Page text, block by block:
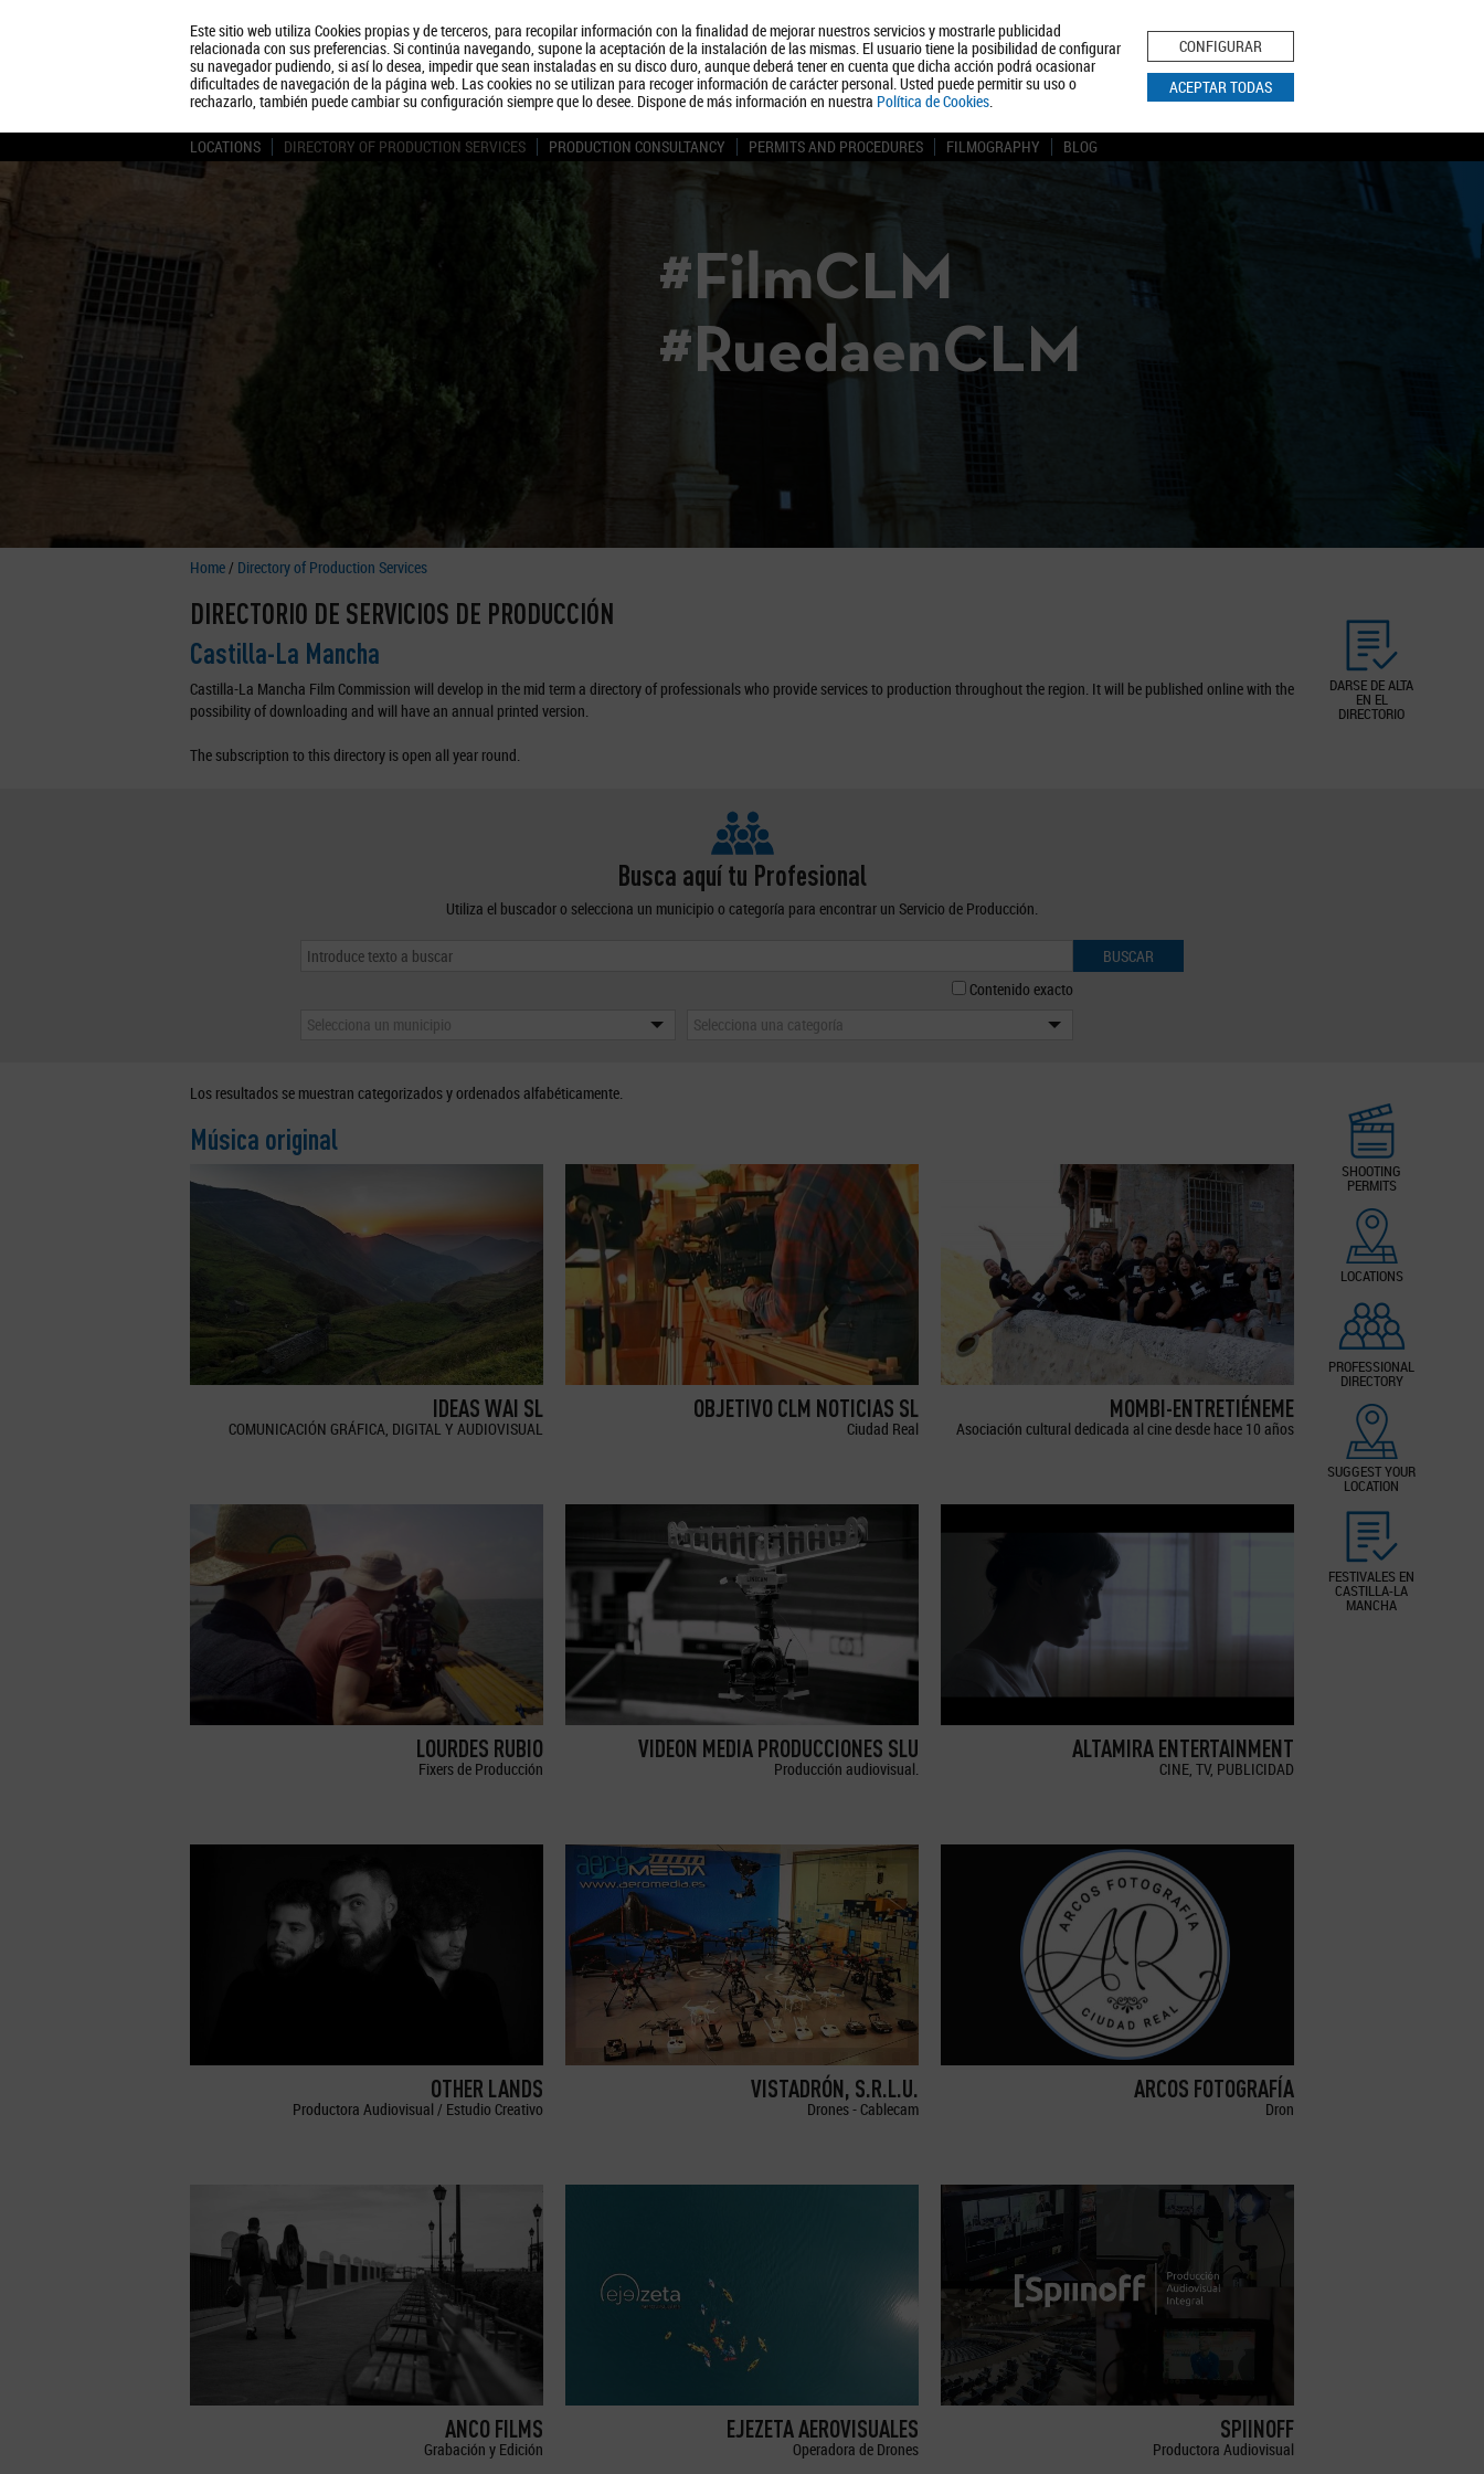
Este sitio web utiliza Cookies propias y de terceros, para recopilar información con la finalidad de mejorar nuestros servicios y mostrarle publicidad
relacionada con sus preferencias. Si continúa navegando, supone la aceptación de la instalación de las mismas. El usuario tiene la posibilidad de configurar
su navegador pudiendo, si así lo desea, impedir que sean instaladas en su disco duro, aunque deberá tener en cuenta que dicha acción podrá ocasionar
dificultades de navegación de la página web. Las cookies no se utilizan para recoger información de carácter personal. Usted puede permitir su uso o
rechazarlo, también puede cambiar su configuración siempre que lo desee. Dispone de más información en nuestra Política de Cookies.
CONFIGURAR
ACEPTAR TODAS
About us Tourism Política de Privacidad Aviso Legal Política de Cookies
BUSCAR
LOCATIONS DIRECTORY OF PRODUCTION SERVICES PRODUCTION CONSULTANCY PERMITS AND PROCEDURES FILMOGRAPHY BLOG
#FilmCLM
#RuedaenCLM
Home/ Directory of Production Services
DARSE DE ALTA
EN EL
DIRECTORIO
DIRECTORIO DE SERVICIOS DE PRODUCCIÓN
Castilla-La Mancha
Castilla-La Mancha Film Commission will develop in the mid term a directory of professionals who provide services to production throughout the region. It will be published online with the
possibility of downloading and will have an annual printed version.
The subscription to this directory is open all year round.
Busca aquí tu Profesional
Utiliza el buscador o selecciona un municipio o categoría para encontrar un Servicio de Producción.
BUSCAR
Contenido exacto
Selecciona un municipio
Selecciona una categoría
SHOOTING
PERMITS
LOCATIONS
PROFESSIONAL
DIRECTORY
SUGGEST YOUR
LOCATION
FESTIVALES EN
CASTILLA-LA
MANCHA
Los resultados se muestran categorizados y ordenados alfabéticamente.
Música original
IDEAS WAI SL
COMUNICACIÓN GRÁFICA, DIGITAL Y AUDIOVISUAL
OBJETIVO CLM NOTICIAS SL
Ciudad Real
MOMBI-ENTRETIÉNEME
Asociación cultural dedicada al cine desde hace 10 años
LOURDES RUBIO
Fixers de Producción
VIDEON MEDIA PRODUCCIONES SLU
Producción audiovisual.
ALTAMIRA ENTERTAINMENT
CINE, TV, PUBLICIDAD
OTHER LANDS
Productora Audiovisual / Estudio Creativo
VISTADRÓN, S.R.L.U.
Drones - Cablecam
ARCOS FOTOGRAFÍA
Dron
ANCO FILMS
Grabación y Edición
EJEZETA AEROVISUALES
Operadora de Drones
SPIINOFF
Productora Audiovisual